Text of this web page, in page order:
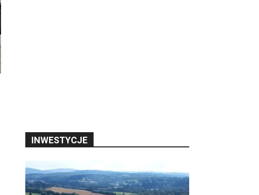
INWESTYCJE